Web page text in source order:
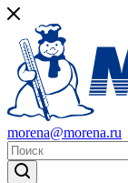
morena@morena.ru